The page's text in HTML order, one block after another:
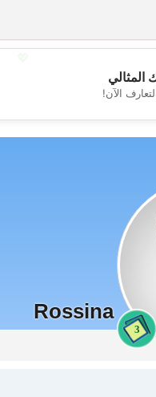
الآن!
3
Rossina